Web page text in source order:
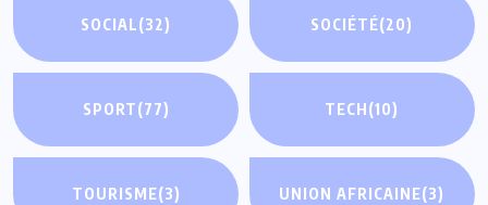
SOCIAL(32) SOCIÉTÉ(20)
SPORT(77) TECH(10)
TOURISME(3) UNION AFRICAINE(3)